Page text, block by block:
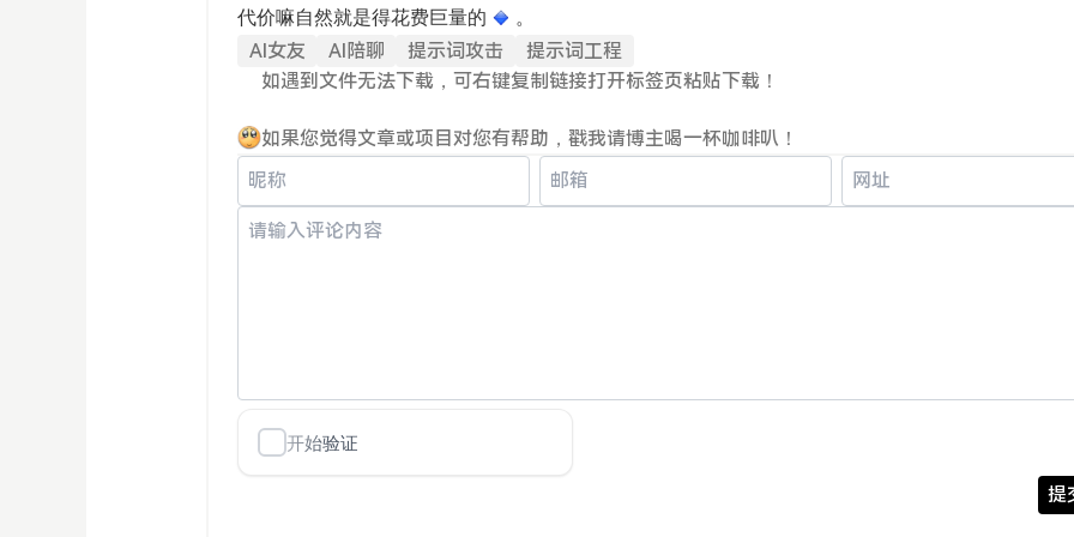
代价嘛自然就是得花费巨量的 。
AI女友 AI陪聊 提示词攻击
提示词工程
如遇到文件无法下载，可右键复制链接打开标签页粘贴下载！
如果您觉得文章或项目对您有帮助，戳我请博主喝一杯咖啡叭！
提